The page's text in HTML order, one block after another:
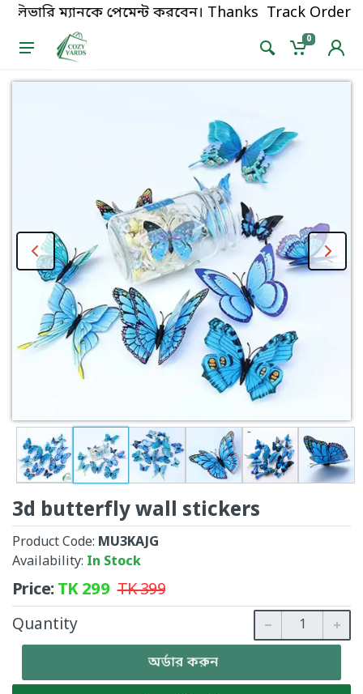
ম্যানকে পেমেন্ট করবেন। Thanks for shopping!
Track Order
0
3d butterfly wall stickers
Product Code: MU3KAJG
Availability: In Stock
Price:TK299 TK399
Quantity
অর্ডার করুন